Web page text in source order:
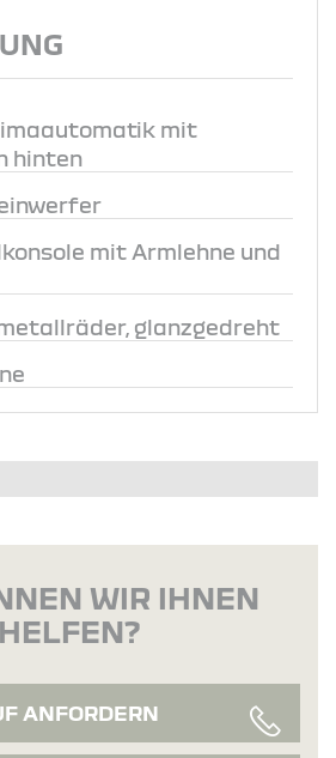
mit
hinten
mit Armlehne und
glanzgedreht
WIR IHNEN
HELFEN?
ANFORDERN